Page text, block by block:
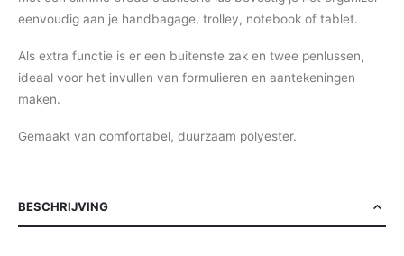
eenvoudig aan je handbagage, trolley, notebook of tablet.
Als extra functie is er een buitenste zak en twee penlussen,
ideaal voor het invullen van formulieren en aantekeningen
maken.
Gemaakt van comfortabel, duurzaam polyester.
BESCHRIJVING